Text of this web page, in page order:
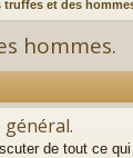
truffes et des
hommes.
de tout ce